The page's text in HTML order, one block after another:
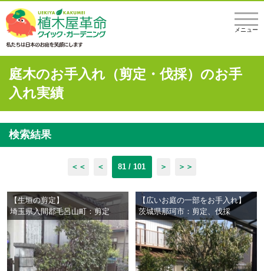
メニュー
庭木のお手入れ（剪定・伐採）のお手
入れ実績
検索結果
＜＜ ＜ 81 / 101 ＞ ＞＞
【生垣の剪定】
埼玉県入間郡毛呂山町：剪定
【広いお庭の一部をお手入れ】
茨城県那珂市：剪定、伐採